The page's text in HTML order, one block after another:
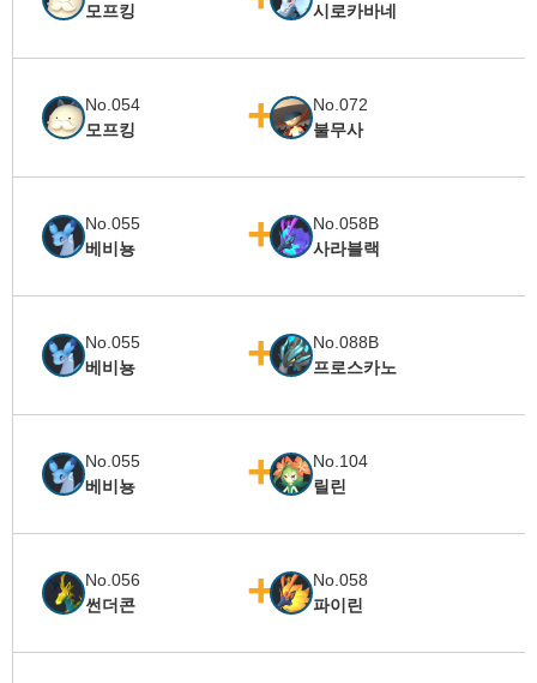
모프킹
시로카바네
No.054
모프킹
No.072
불무사
No.055
베비뇽
No.058B
사라블랙
No.055
베비뇽
No.088B
프로스카노
No.055
베비뇽
No.104
릴린
No.056
썬더콘
No.058
파이린